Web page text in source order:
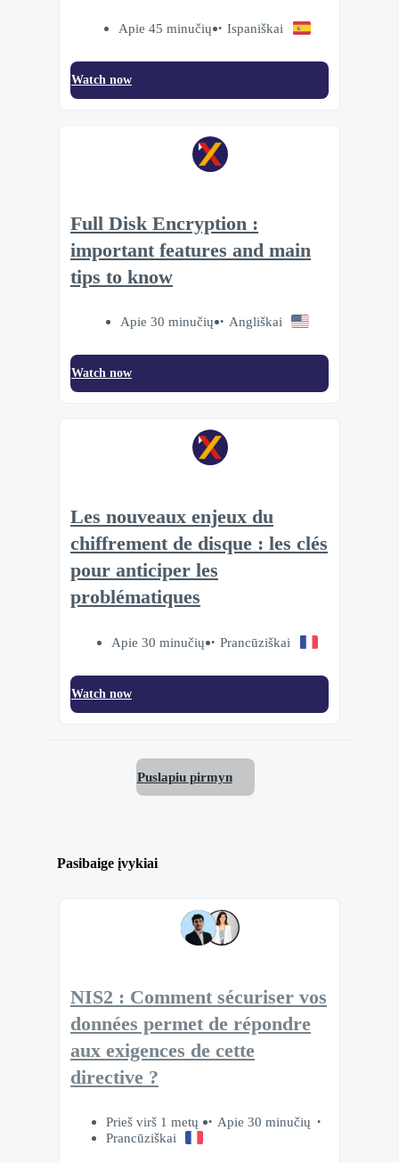
Apie 45 minučių Ispaniškai
Watch now
Full Disk Encryption :
important features and main
tips to know
Apie 30 minučių Angliškai
Watch now
Les nouveaux enjeux du
chiffrement de disque : les clés
pour anticiper les
problématiques
Apie 30 minučių Prancūziškai
Watch now
Puslapiu pirmyn
Pasibaige įvykiai
NIS2 : Comment sécuriser vos
données permet de répondre
aux exigences de cette
directive ?
Prieš virš 1 metų
Apie 30 minučių
Prancūziškai